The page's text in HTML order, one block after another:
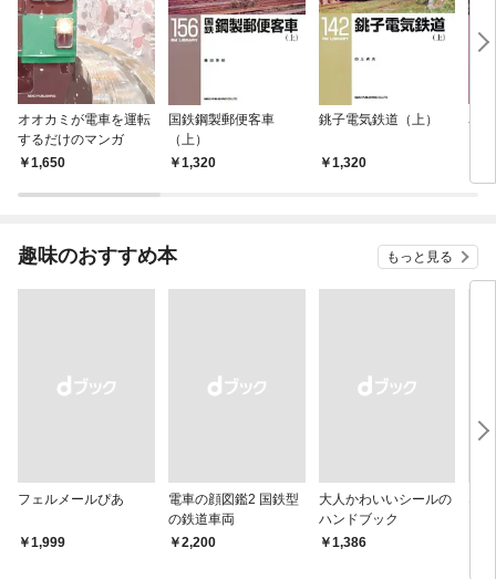
オオカミが電車を運転
するだけのマンガ
1,650
国鉄鋼製郵便客車
（上）
1,320
銚子電気鉄道（上）
1,320
名
趣味のおすすめ本 もっと見る
フェルメールぴあ
￥1,999
電車の顔図鑑2 国鉄型
の鉄道車両
￥2,200
大人かわいいシールの
ハンドブック
￥1,386
な